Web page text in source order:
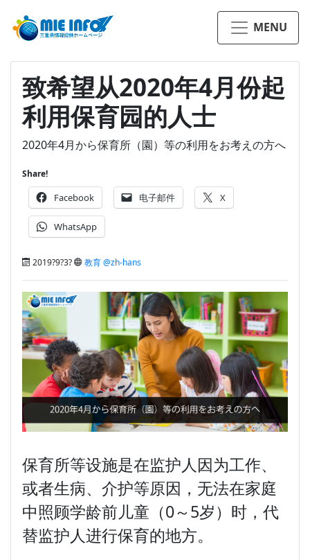
MENU
致希望从2020年4月份起
利用保育园的人士
2020年4月から保育所（園）等の利用をお考えの方へ
Share!
Facebook 电子邮件 X
WhatsApp
2019?9?3? 教育 @zh-hans
保育所等设施是在监护人因为工作、
或者生病、介护等原因，无法在家庭
中照顾学龄前儿童（0～5岁）时，代
替监护人进行保育的地方。